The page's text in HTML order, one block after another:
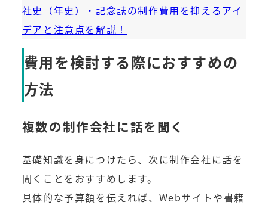
社史（年史）・記念誌の制作費用を抑えるアイ
デアと注意点を解説！
費用を検討する際におすすめの
方法
複数の制作会社に話を聞く
基礎知識を身につけたら、次に制作会社に話を
聞くことをおすすめします。
具体的な予算額を伝えれば、Webサイトや書籍